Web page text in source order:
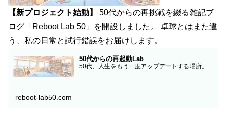
【新プロジェクト始動】
50代からの再挑戦を綴る雑記ブ
ログ「Reboot Lab 50」を開設しました。 卓球とはまた違
う、私の日常と試行錯誤をお届けします。
50代からの再起動Lab
50代、人生をもう一度アップデートする場所。
reboot-lab50.com